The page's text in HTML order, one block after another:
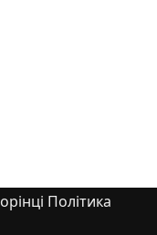
Політика